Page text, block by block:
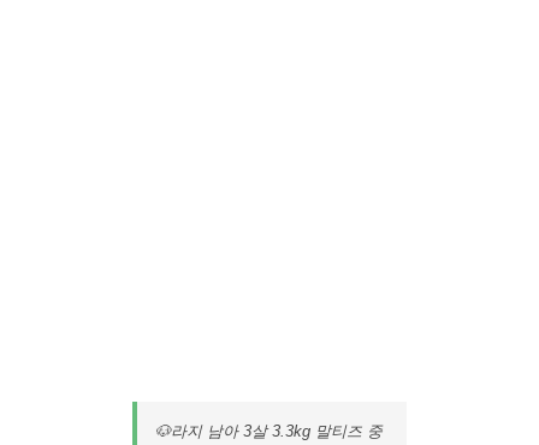
🐶라지 남아 3살 3.3kg 말티즈 중